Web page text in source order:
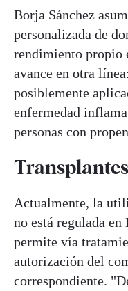
Borja Sánchez
personalizada de
rendimiento propio
avance en otra
posiblemente
enfermedad
personas con
Actualmente, la
no está regulada en
permite vía
autorización del
correspondiente. "